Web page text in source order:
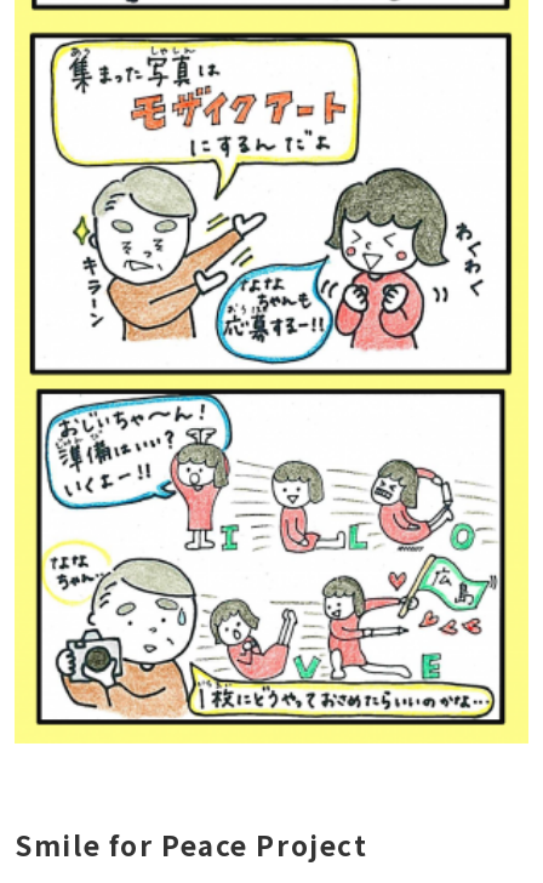
Smile for Peace Project​